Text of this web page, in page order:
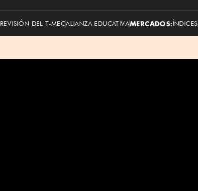
REVISIÓN DEL T-MECALIANZA EDUCATIVAMERCADOS:ÍNDICES